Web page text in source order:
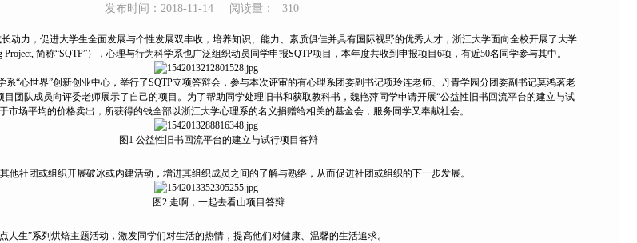
发布时间：2018-11-14 阅读量： 310
动力，促进大学生全面发展与个性发展双丰收，培养知识、能力、素质俱佳并具有国际视野的优秀人才，浙江大学面向全校开展了大学
Project, 简称“SQTP”），心理与行为科学系也广泛组织动员同学申报SQTP项目，本年度共收到申报项目6项，有近50名同学参与其中。
系“心世界”创新创业中心，举行了SQTP立项答辩会，参与本次评审的有心理系团委副书记项玲连老师、丹青学园分团委副书记莫鸿茗老
团队成员向评委老师展示了自己的项目。为了帮助同学处理旧书和获取教科书，魏艳萍同学申请开展“公益性旧书回流平台的建立与试
市场平均的价格卖出，所获得的钱全部以浙江大学心理系的名义捐赠给相关的基金会，服务同学又奉献社会。
图1 公益性旧书回流平台的建立与试行项目答辩
他社团或组织开展破冰或内建活动，增进其组织成员之间的了解与熟络，从而促进社团或组织的下一步发展。
图2 走啊，一起去看山项目答辩
人生”系列烘焙主题活动，激发同学们对生活的热情，提高他们对健康、温馨的生活追求。